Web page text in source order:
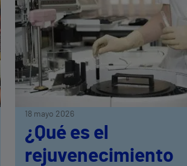
18 mayo 2026
¿Qué es el
rejuvenecimiento